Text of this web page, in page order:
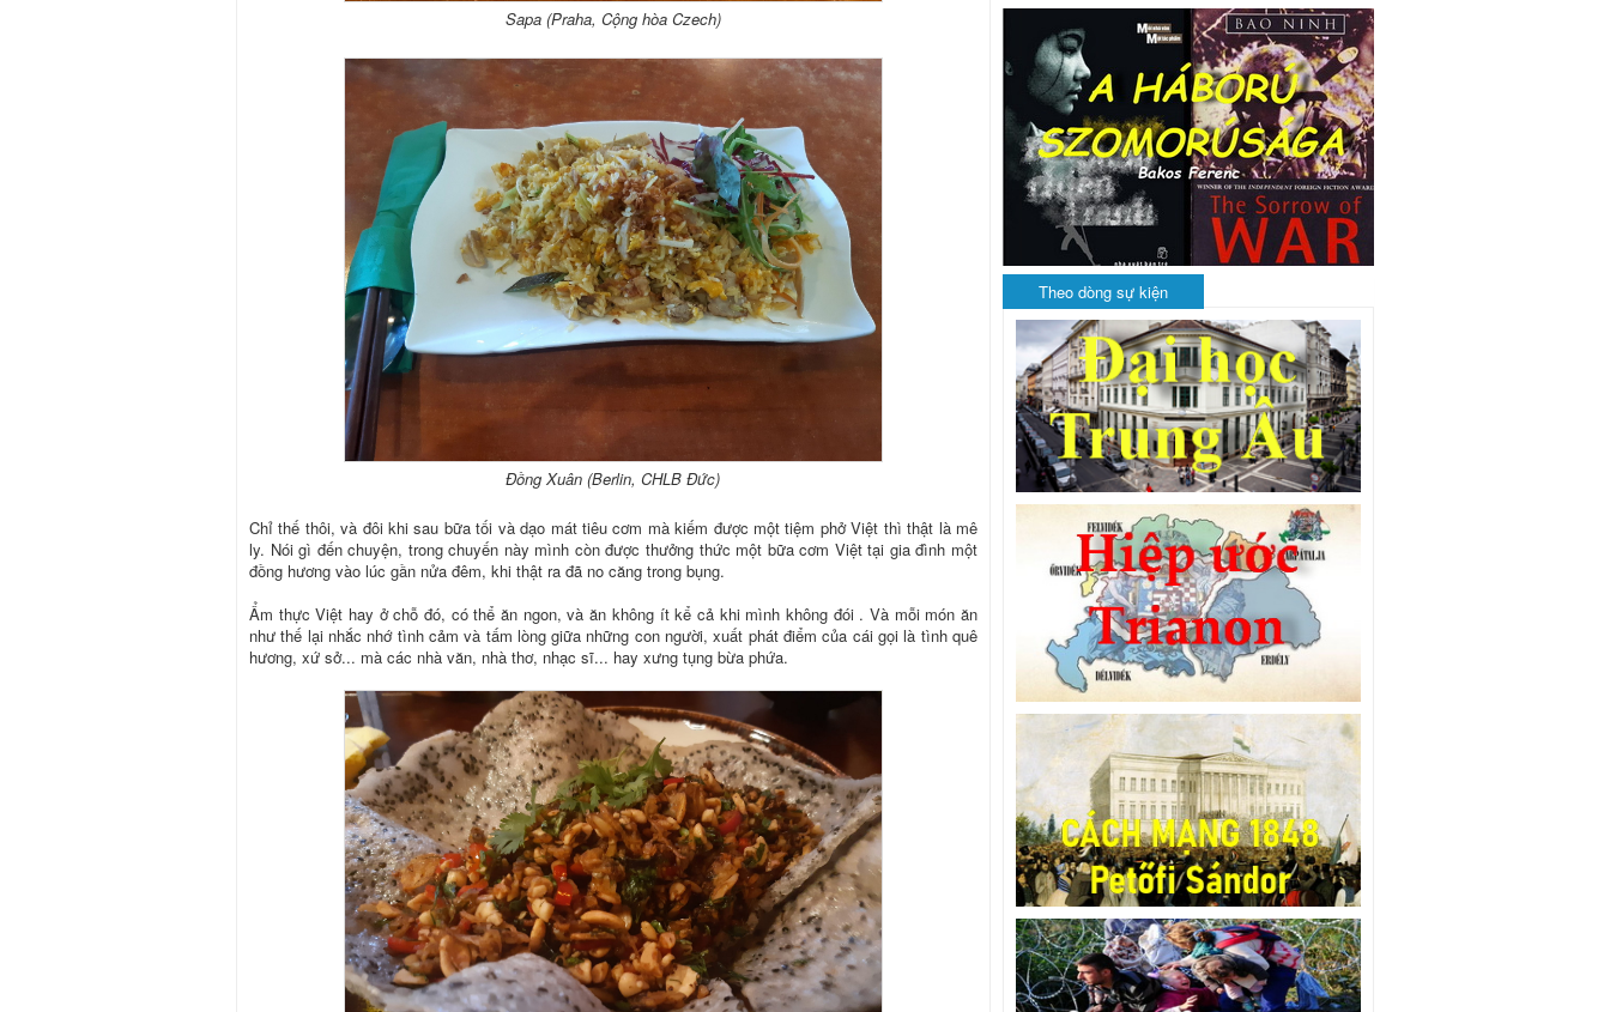
Sapa (Praha, Cộng hòa Czech)
Đồng Xuân (Berlin, CHLB Đức)
Chỉ thế thôi, và đôi khi sau bữa tối và dạo mát tiêu cơm mà kiếm được một tiệm phở Việt thì thật là mê
ly. Nói gì đến chuyện, trong chuyến này mình còn được thưởng thức một bữa cơm Việt tại gia đình một
đồng hương vào lúc gần nửa đêm, khi thật ra đã no căng trong bụng.
Ẩm thực Việt hay ở chỗ đó, có thể ăn ngon, và ăn không ít kể cả khi mình không đói . Và mỗi món ăn
như thế lại nhắc nhớ tình cảm và tấm lòng giữa những con người, xuất phát điểm của cái gọi là tình quê
hương, xứ sở... mà các nhà văn, nhà thơ, nhạc sĩ... hay xưng tụng bừa phứa.
Theo dòng sự kiện